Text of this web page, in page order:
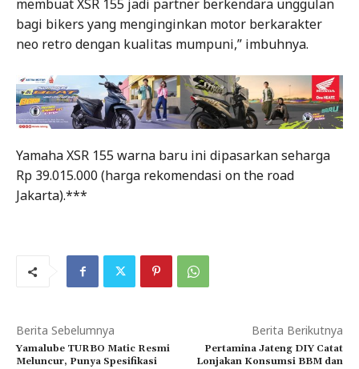
membuat XSR 155 jadi partner berkendara unggulan
bagi bikers yang menginginkan motor berkarakter
neo retro dengan kualitas mumpuni,” imbuhnya.
Yamaha XSR 155 warna baru ini dipasarkan seharga
Rp 39.015.000 (harga rekomendasi on the road
Jakarta).***
Berita Sebelumnya
Yamalube TURBO Matic Resmi
Meluncur, Punya Spesifikasi
Berita Berikutnya
Pertamina Jateng DIY Catat
Lonjakan Konsumsi BBM dan